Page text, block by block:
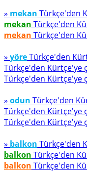
» mekan Türkçe'den
mekan Türkçe'den
mekan Türkçe'den
» yöreTürkçe'den
Türkçe'den Kürtçe'ye
Türkçe'den Kürtçe'ye
» odun Türkçe'den
Türkçe'den Kürtçe'ye
Türkçe'den Kürtçe'ye
» balkon Türkçe'den
balkon Türkçe'den
balkon Türkçe'den